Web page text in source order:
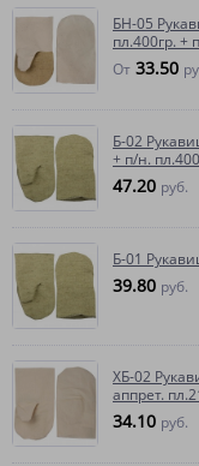
БН-05
пл.400гр. +
От 33.50
Б-02
+ п/н.
47.20 руб.
Б-01
39.80 руб.
ХБ-02
аппрет.
34.10 руб.